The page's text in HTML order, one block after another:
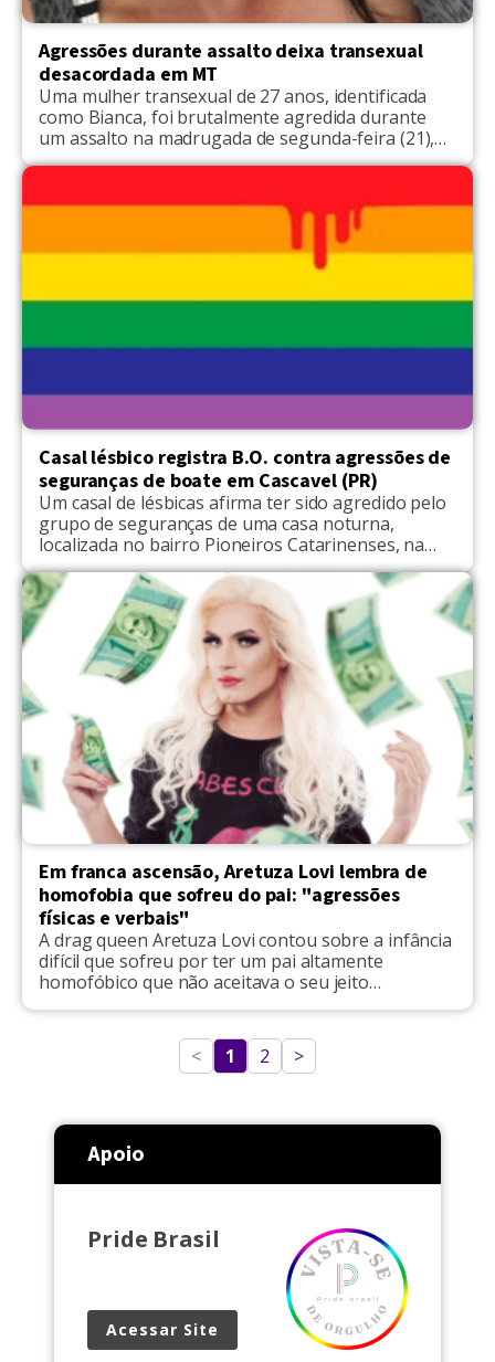
Agressões durante assalto deixa transexual
desacordada em MT
Uma mulher transexual de 27 anos, identificada
como Bianca, foi brutalmente agredida durante
um assalto na madrugada de segunda-feira (21),
em Sinop, cidade localizada a 431 km de distância
acordo com o Boletim de Ocorre (B.O.) registrado
pela vítima, ela trafegava de moto próximo a um
Casal lésbico registra B.O. contra agressões de
seguranças de boate em Cascavel (PR)
Um casal de lésbicas afirma ter sido agredido pelo
grupo de seguranças de uma casa noturna,
localizada no bairro Pioneiros Catarinenses, na
cidade de Cascavel, no Paraná, a 494 km de
Curitiba. As informações são do CGN. As duas
mulheres registraram o Boletim de Ocorrência
(B.O.), na manhã desta segunda-feira (09), quando
contaram que se […]
Em franca ascensão, Aretuza Lovi lembra de
homofobia que sofreu do pai: "agressões
físicas e verbais"
A drag queen Aretuza Lovi contou sobre a infância
difícil que sofreu por ter um pai altamente
homofóbico que não aceitava o seu jeito
discriminação. "Eu tive uma infância muito difícil ao
lado do meu pai. Ele, […]
< 1 2 >
Apoio
Pride Brasil
Acessar Site